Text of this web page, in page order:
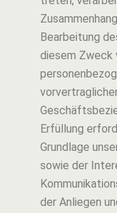
Bearbeitung
diesem Zweck
Erfüllung
Grundlage
sowie der
der Anliegen